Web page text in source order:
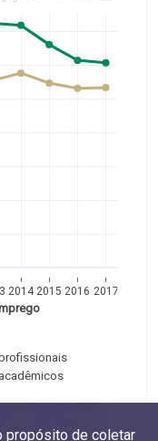
2014 2015 2016 2017
Sucupira 2013-
propósito de coletar